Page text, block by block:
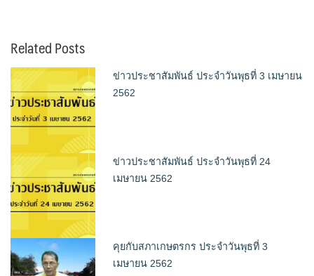
Related Posts
ข่าวประชาสัมพันธ์ ประจำวันพุธที่ 3 เมษายน
2562
ข่าวประชาสัมพันธ์ ประจำวันพุธที่ 24
เมษายน 2562
คุยกับสภาเกษตรกร ประจำวันพุธที่ 3
เมษายน 2562